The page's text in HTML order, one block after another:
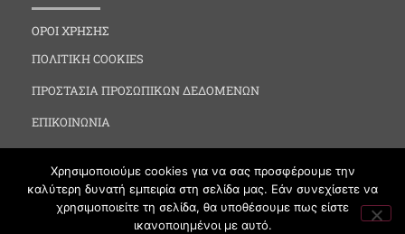
ΟΡΟΙ ΧΡΗΣΗΣ
ΠΟΛΙΤΙΚΗ COOKIES
ΠΡΟΣΤΑΣΙΑ ΠΡΟΣΩΠΙΚΩΝ ΔΕΔΟΜΕΝΩΝ
ΕΠΙΚΟΙΝΩΝΙΑ
Χρησιμοποιούμε cookies για να σας προσφέρουμε την
καλύτερη δυνατή εμπειρία στη σελίδα μας. Εάν συνεχίσετε να
χρησιμοποιείτε τη σελίδα, θα υποθέσουμε πως είστε
ικανοποιημένοι με αυτό.